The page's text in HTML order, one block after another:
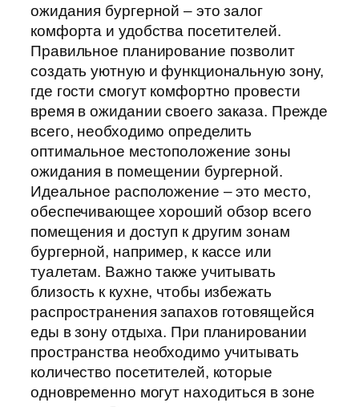
ожидания бургерной – это залог
комфорта и удобства посетителей.
Правильное планирование позволит
создать уютную и функциональную зону,
где гости смогут комфортно провести
время в ожидании своего заказа. Прежде
всего, необходимо определить
оптимальное местоположение зоны
ожидания в помещении бургерной.
Идеальное расположение – это место,
обеспечивающее хороший обзор всего
помещения и доступ к другим зонам
бургерной, например, к кассе или
туалетам. Важно также учитывать
близость к кухне, чтобы избежать
распространения запахов готовящейся
еды в зону отдыха. При планировании
пространства необходимо учитывать
количество посетителей, которые
одновременно могут находиться в зоне